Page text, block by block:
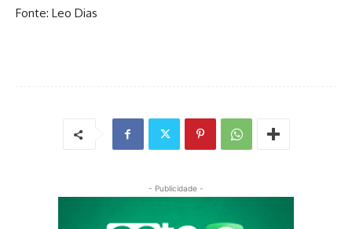
Fonte: Leo Dias
- Publicidade -